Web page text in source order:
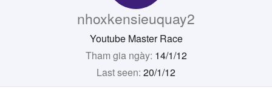
nhoxkensieuquay2
Youtube Master Race
Tham gia ngày 14/1/12
Last seen 20/1/12